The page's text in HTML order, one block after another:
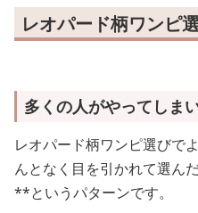
レオパード柄ワンピ
多くの人がやってしま
レオパード柄ワンピ選びで
んとなく目を引かれて選ん
**というパターンです。